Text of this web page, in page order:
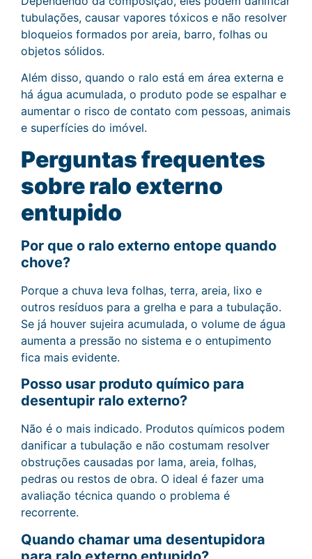
tubulações, causar vapores tóxicos e não resolver
bloqueios formados por areia, barro, folhas ou
objetos sólidos.
Além disso, quando o ralo está em área externa e
há água acumulada, o produto pode se espalhar e
aumentar o risco de contato com pessoas, animais
e superfícies do imóvel.
Perguntas frequentes
sobre ralo externo
entupido
Por que o ralo externo entope quando
chove?
Porque a chuva leva folhas, terra, areia, lixo e
outros resíduos para a grelha e para a tubulação.
Se já houver sujeira acumulada, o volume de água
aumenta a pressão no sistema e o entupimento
fica mais evidente.
Posso usar produto químico para
desentupir ralo externo?
Não é o mais indicado. Produtos químicos podem
danificar a tubulação e não costumam resolver
obstruções causadas por lama, areia, folhas,
pedras ou restos de obra. O ideal é fazer uma
avaliação técnica quando o problema é
recorrente.
Quando chamar uma desentupidora